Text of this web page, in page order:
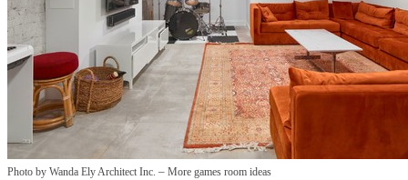
Photo by Wanda Ely Architect Inc. – More games room ideas